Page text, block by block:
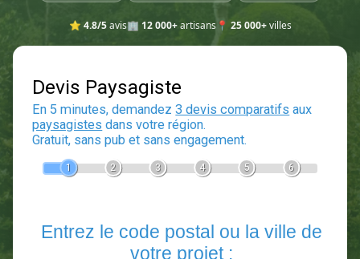
⭐ 4.8/5avis🏢 12 000+artisans📍 25 000+villes
Devis Paysagiste
En 5 minutes, demandez3 devis comparatifs
2 3